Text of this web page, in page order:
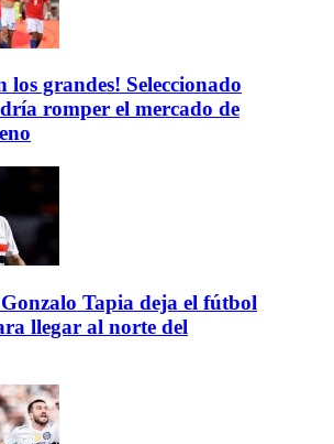
los grandes! Seleccionado
romper el mercado de
Tapia deja el fútbol
llegar al norte del